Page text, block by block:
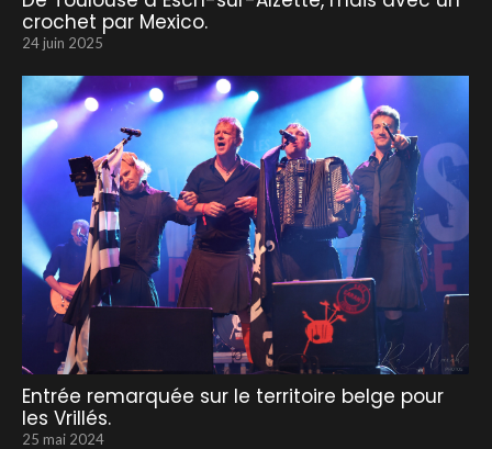
crochet par Mexico.
24 juin 2025
Entrée remarquée sur le territoire belge pour
les Vrillés.
25 mai 2024